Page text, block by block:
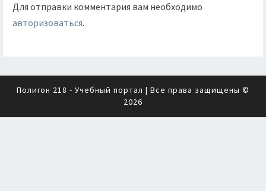
Для отправки комментария вам необходимо
авторизоваться.
Полигон 218 - Учебный портал | Все права защищены ©
2026